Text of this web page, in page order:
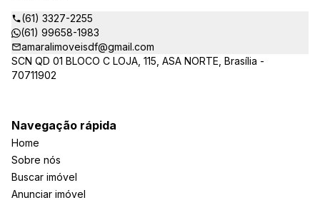
(61) 3327-2255
(61) 99658-1983
amaralimoveisdf@gmail.com
SCN QD 01 BLOCO C LOJA, 115, ASA NORTE, Brasília -
70711902
Navegação rápida
Home
Sobre nós
Buscar imóvel
Anunciar imóvel